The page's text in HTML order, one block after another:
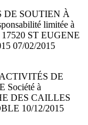
DE SOUTIEN À
limitée à
ST EUGENE
07/02/2015
DE
Société à
DES CAILLES
10/12/2015